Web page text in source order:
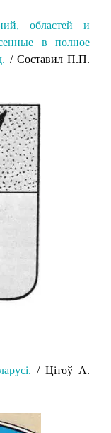
областей и
в полное
/ Составил П.П.
/ Цiтоў А.